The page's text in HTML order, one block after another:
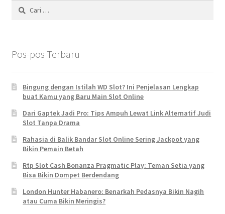
Cari
untuk:
Pos-pos Terbaru
Bingung dengan Istilah WD Slot? Ini Penjelasan Lengkap
buat Kamu yang Baru Main Slot Online
Dari Gaptek Jadi Pro: Tips Ampuh Lewat Link Alternatif Judi
Slot Tanpa Drama
Rahasia di Balik Bandar Slot Online Sering Jackpot yang
Bikin Pemain Betah
Rtp Slot Cash Bonanza Pragmatic Play: Teman Setia yang
Bisa Bikin Dompet Berdendang
London Hunter Habanero: Benarkah Pedasnya Bikin Nagih
atau Cuma Bikin Meringis?